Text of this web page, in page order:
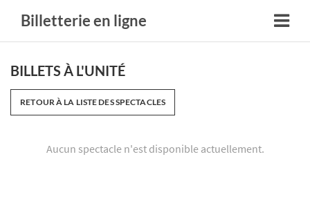
Billetterie en ligne
BILLETS À L'UNITÉ
RETOUR À LA LISTE DES SPECTACLES
Aucun spectacle n'est disponible actuellement.